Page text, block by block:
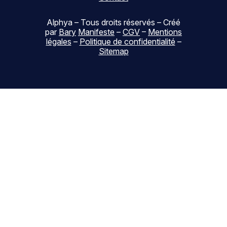
périmètre
éléments
pour
décider
au
bon
Alphya – Tous droits réservés – Créé
par Bary Manifeste – CGV – Mentions
légales – Politique de confidentialité –
Sitemap